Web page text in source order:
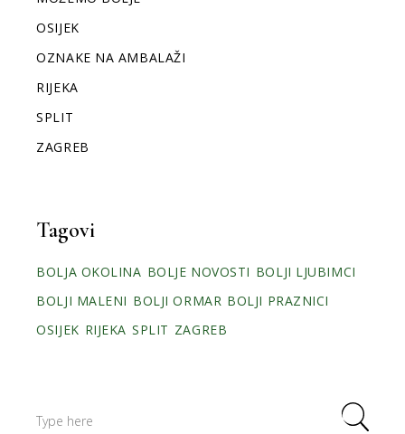
OSIJEK
OZNAKE NA AMBALAŽI
RIJEKA
SPLIT
ZAGREB
Tagovi
BOLJA OKOLINA BOLJE NOVOSTI BOLJI LJUBIMCI
BOLJI MALENI BOLJI ORMAR BOLJI PRAZNICI
OSIJEK RIJEKA SPLIT ZAGREB
for: